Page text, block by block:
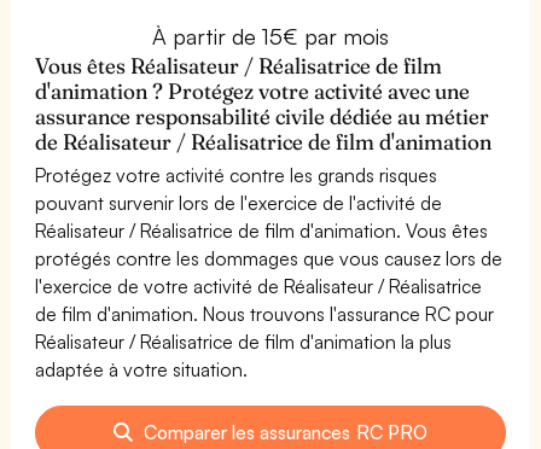
À partir de 15€ par mois
Vous êtes Réalisateur / Réalisatrice de film
d'animation ? Protégez votre activité avec une
assurance responsabilité civile dédiée au métier
de Réalisateur / Réalisatrice de film d'animation
Protégez votre activité contre les grands risques
pouvant survenir lors de l'exercice de l'activité de
Réalisateur / Réalisatrice de film d'animation. Vous êtes
protégés contre les dommages que vous causez lors de
l'exercice de votre activité de Réalisateur / Réalisatrice
de film d'animation. Nous trouvons l'assurance RC pour
Réalisateur / Réalisatrice de film d'animation la plus
adaptée à votre situation.
Comparer les assurances RC PRO